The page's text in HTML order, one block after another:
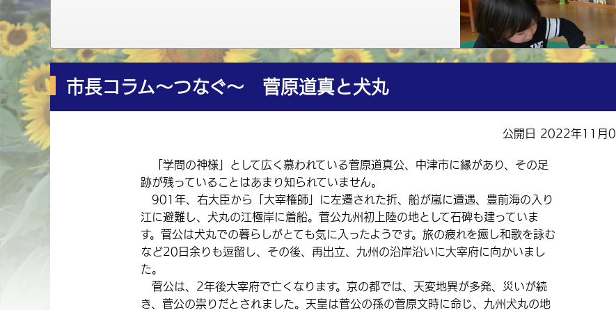
市長コラム～つなぐ～ 菅原道真と犬丸
公開日 2022年11月
「学問の神様」として広く慕われている菅原道真公、中津市に縁があり、その足
跡が残っていることはあまり知られていません。
901年、右大臣から「大宰権師」に左遷された折、船が嵐に遭遇、豊前海の入り
江に避難し、犬丸の江極岸に着船。菅公九州初上陸の地として石碑も建っていま
す。菅公は犬丸での暮らしがとても気に入ったようです。旅の疲れを癒し和歌を詠む
など20日余りも逗留し、その後、再出立、九州の沿岸沿いに大宰府に向かいまし
た。
菅公は、2年後大宰府で亡くなります。京の都では、天変地異が多発、災いが続
き、菅公の祟りだとされました。天皇は菅公の孫の菅原文時に命じ、九州犬丸の地